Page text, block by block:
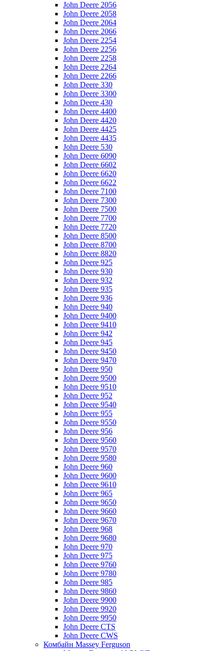
John Deere 2056
John Deere 2058
John Deere 2064
John Deere 2066
John Deere 2254
John Deere 2256
John Deere 2258
John Deere 2264
John Deere 2266
John Deere 330
John Deere 3300
John Deere 430
John Deere 4400
John Deere 4420
John Deere 4425
John Deere 4435
John Deere 530
John Deere 6090
John Deere 6602
John Deere 6620
John Deere 6622
John Deere 7100
John Deere 7300
John Deere 7500
John Deere 7700
John Deere 7720
John Deere 8500
John Deere 8700
John Deere 8820
John Deere 925
John Deere 930
John Deere 932
John Deere 935
John Deere 936
John Deere 940
John Deere 9400
John Deere 9410
John Deere 942
John Deere 945
John Deere 9450
John Deere 9470
John Deere 950
John Deere 9500
John Deere 9510
John Deere 952
John Deere 9540
John Deere 955
John Deere 9550
John Deere 956
John Deere 9560
John Deere 9570
John Deere 9580
John Deere 960
John Deere 9600
John Deere 9610
John Deere 965
John Deere 9650
John Deere 9660
John Deere 9670
John Deere 968
John Deere 9680
John Deere 970
John Deere 975
John Deere 9760
John Deere 9780
John Deere 985
John Deere 9860
John Deere 9900
John Deere 9920
John Deere 9950
John Deere CTS
John Deere CWS
Комбайн Massey Ferguson